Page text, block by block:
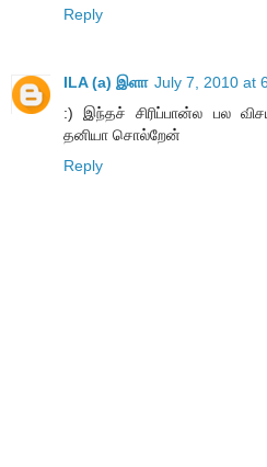
Reply
ILA (a) இளா July 7, 2010 at
:) இந்தச் சிரிப்பான்ல பல
தனியா சொல்றேன்
Reply